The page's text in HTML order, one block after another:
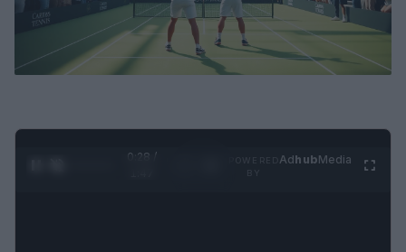
0:29 /
AdhubMedia